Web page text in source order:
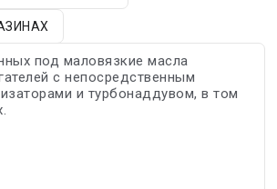
под маловязкие масла
с непосредственным
и турбонаддувом, в том